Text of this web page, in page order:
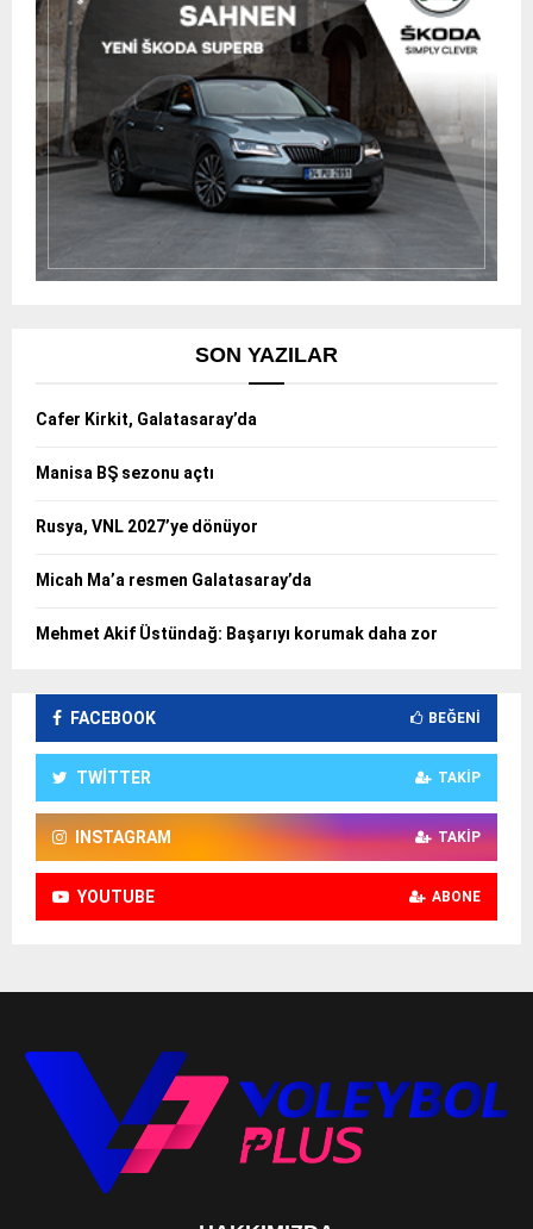
SON YAZILAR
Cafer Kirkit, Galatasaray’da
Manisa BŞ sezonu açtı
Rusya, VNL 2027’ye dönüyor
Micah Ma’a resmen Galatasaray’da
Mehmet Akif Üstündağ: Başarıyı korumak daha zor
FACEBOOK BEĞENI
TWITTER TAKIP
INSTAGRAM TAKIP
YOUTUBE ABONE